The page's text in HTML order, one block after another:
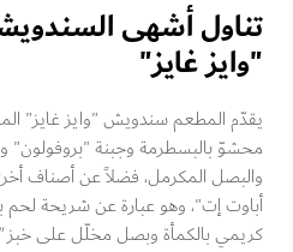
أشهى
غايز"
المطعم سندويش "وايز غايز" المميّز،
بالبسطرمة وجبنة "بروفولون" ومخلل
المكرمل، فضلاً عن أصناف أخرى
إت"، وهو عبارة عن شريحة لحم بقر
بالكمأة وبصل مخلّل على خبز